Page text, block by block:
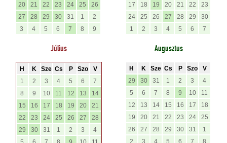
20
21 22 23 24 25
26
27
28 29 30 31 1
2
3
4 5 6 7 8 9
17
18 19 20 21 22
23
24
25 26 27 28 29
30
1
2 3 4 5 6 7
Július
H K Sze Cs P Szo
V
1
2 3 4 5 6
7
8
9 10 11 12 13
14
15
16 17 18 19 20
21
22
23 24 25 26 27
28
29
30 31 1 2 3
4
Augusztus
H K Sze Cs P Szo
V
29
30 31 1 2 3
4
5
6 7 8 9 10
11
12
13 14 15 16 17
18
19
20 21 22 23 24
25
26
27 28 29 30 31
1
2
3 4 5 6 7 8